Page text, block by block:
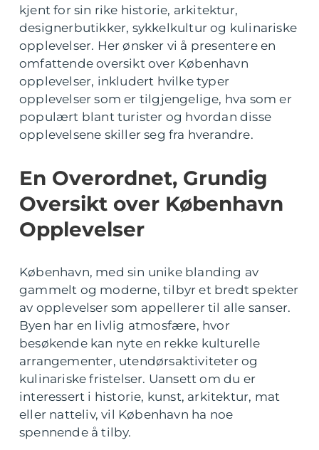
kjent for sin rike historie, arkitektur,
designerbutikker, sykkelkultur og kulinariske
opplevelser. Her ønsker vi å presentere en
omfattende oversikt over København
opplevelser, inkludert hvilke typer
opplevelser som er tilgjengelige, hva som er
populært blant turister og hvordan disse
opplevelsene skiller seg fra hverandre.
En Overordnet, Grundig
Oversikt over København
Opplevelser
København, med sin unike blanding av
gammelt og moderne, tilbyr et bredt spekter
av opplevelser som appellerer til alle sanser.
Byen har en livlig atmosfære, hvor
besøkende kan nyte en rekke kulturelle
arrangementer, utendørsaktiviteter og
kulinariske fristelser. Uansett om du er
interessert i historie, kunst, arkitektur, mat
eller natteliv, vil København ha noe
spennende å tilby.